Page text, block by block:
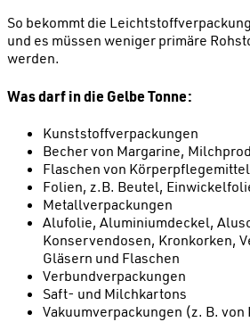
So bekommt die
und es müssen weniger primäre
werden.
Was darf in die Gelbe Tonne:
Kunststoffverpackungen
Becher von Margarine,
Flaschen von
Folien, z.B. Beutel,
Metallverpackungen
Alufolie, Aluminiumdeckel,
Konservendosen, Kronkorken,
Gläsern und Flaschen
Verbundverpackungen
Saft- und Milchkartons
Vakuumverpackungen (z. B. von